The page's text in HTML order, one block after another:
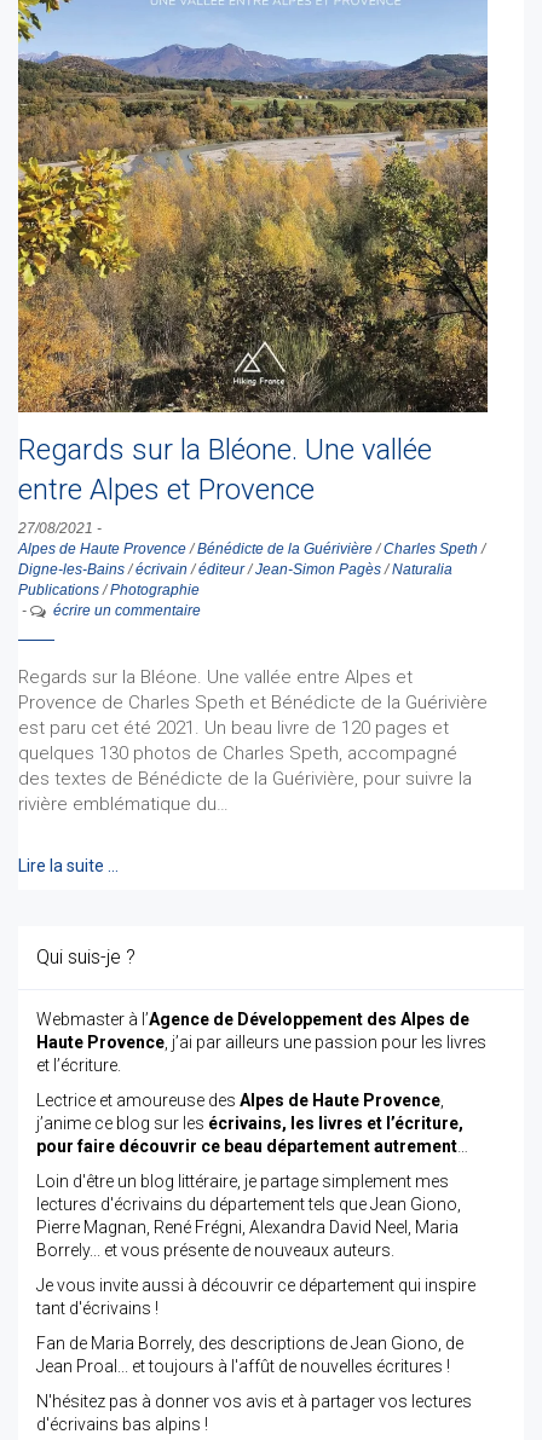
Regards sur la Bléone. Une vallée
entre Alpes et Provence
27/08/2021 -
Alpes de Haute Provence /Bénédicte de la Guérivière /Charles Speth /
Digne-les-Bains /écrivain /éditeur/Jean-Simon Pagès /Naturalia
Publications /Photographie
-
écrire un commentaire
Regards sur la Bléone. Une vallée entre Alpes et
Provence de Charles Speth et Bénédicte de la Guérivière
est paru cet été 2021. Un beau livre de 120 pages et
quelques 130 photos de Charles Speth, accompagné
des textes de Bénédicte de la Guérivière, pour suivre la
rivière emblématique du…
Lire la suite …
Qui suis-je ?
Webmaster à l’Agence de Développement des Alpes de
Haute Provence , j’ai par ailleurs une passion pour les livres
et l’écriture.
Lectrice et amoureuse des Alpes de Haute Provence
j’anime ce blog sur les écrivains, les livres et l’écriture,
pour faire découvrir ce beau département autrement
Loin d'être un blog littéraire, je partage simplement mes
lectures d'écrivains du département tels que Jean Giono,
Pierre Magnan, René Frégni, Alexandra David Neel, Maria
Borrely... et vous présente de nouveaux auteurs.
Je vous invite aussi à découvrir ce département qui inspire
tant d'écrivains !
Fan de Maria Borrely, des descriptions de Jean Giono, de
Jean Proal... et toujours à l'affût de nouvelles écritures !
N'hésitez pas à donner vos avis et à partager vos lectures
d'écrivains bas alpins !